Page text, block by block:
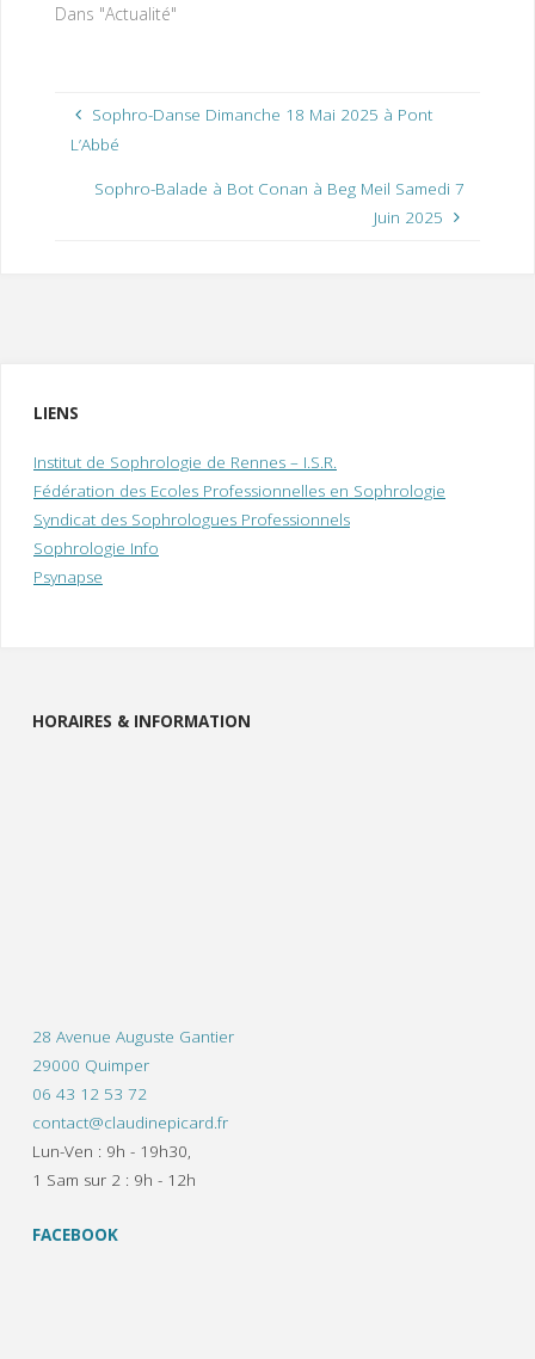
Dans "Actualité"
Sophro-Danse Dimanche 18 Mai 2025 à Pont
L’Abbé
Sophro-Balade à Bot Conan à Beg Meil Samedi 7
Juin 2025
LIENS
Institut de Sophrologie de Rennes – I.S.R.
Fédération des Ecoles Professionnelles en Sophrologie
Syndicat des Sophrologues Professionnels
Sophrologie Info
Psynapse
HORAIRES & INFORMATION
28 Avenue Auguste Gantier
29000 Quimper
06 43 12 53 72
contact@claudinepicard.fr
Lun-Ven : 9h - 19h30,
1 Sam sur 2 : 9h - 12h
FACEBOOK